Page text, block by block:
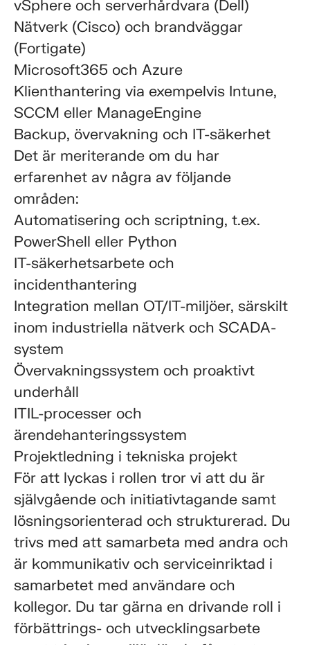
vSphere och serverhårdvara (Dell)
Nätverk (Cisco) och brandväggar
(Fortigate)
Microsoft365 och Azure
Klienthantering via exempelvis Intune,
SCCM eller ManageEngine
Backup, övervakning och IT-säkerhet
Det är meriterande om du har
erfarenhet av några av följande
områden:
Automatisering och scriptning, t.ex.
PowerShell eller Python
IT-säkerhetsarbete och
incidenthantering
Integration mellan OT/IT-miljöer, särskilt
inom industriella nätverk och SCADA-
system
Övervakningssystem och proaktivt
underhåll
ITIL-processer och
ärendehanteringssystem
Projektledning i tekniska projekt
För att lyckas i rollen tror vi att du är
självgående och initiativtagande samt
lösningsorienterad och strukturerad. Du
trivs med att samarbeta med andra och
är kommunikativ och serviceinriktad i
samarbetet med användare och
kollegor. Du tar gärna en drivande roll i
förbättrings- och utvecklingsarbete